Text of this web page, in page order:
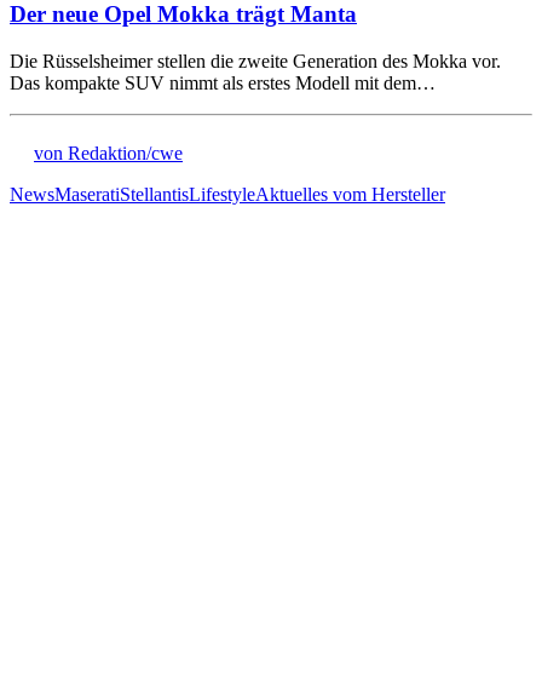
Der neue Opel Mokka trägt Manta
Die Rüsselsheimer stellen die zweite Generation des Mokka vor.
Das kompakte SUV nimmt als erstes Modell mit dem…
von Redaktion/cwe
NewsMaseratiStellantisLifestyleAktuelles vom Hersteller